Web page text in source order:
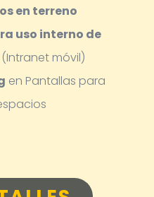
en terreno
uso interno de
móvil)
en Pantallas para